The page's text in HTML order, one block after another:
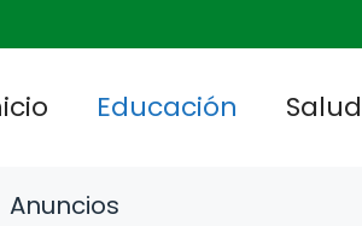
Educación Salud
Anuncios